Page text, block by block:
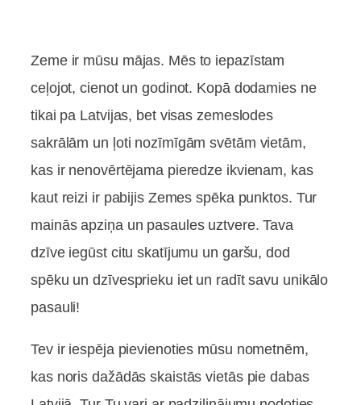
Zeme ir mūsu mājas. Mēs to iepazīstam
ceļojot, cienot un godinot. Kopā dodamies ne
tikai pa Latvijas, bet visas zemeslodes
sakrālām un ļoti nozīmīgām svētām vietām,
kas ir nenovērtējama pieredze ikvienam, kas
kaut reizi ir pabijis Zemes spēka punktos. Tur
mainās apziņa un pasaules uztvere. Tava
dzīve iegūst citu skatījumu un garšu, dod
spēku un dzīvesprieku iet un radīt savu unikālo
pasauli!
Tev ir iespēja pievienoties mūsu nometnēm,
kas noris dažādās skaistās vietās pie dabas